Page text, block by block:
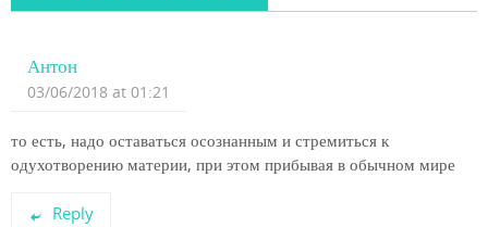
Антон
03/06/2018 at 01:21
то есть, надо оставаться осознанным и стремиться к
одухотворению материи, при этом прибывая в обычном мире
Reply